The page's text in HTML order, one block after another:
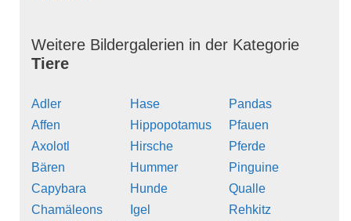
Weitere Bildergalerien in der Kategorie
Tiere
Adler
Affen
Axolotl
Bären
Capybara
Chamäleons
Hase
Hippopotamus
Hirsche
Hummer
Hunde
Igel
Pandas
Pfauen
Pferde
Pinguine
Qualle
Rehkitz